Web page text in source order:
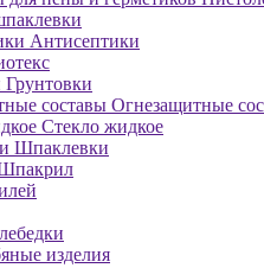
Антисептики
Грунтовки
Огнезащитные
Стекло жидкое
Шпаклевки
изделия